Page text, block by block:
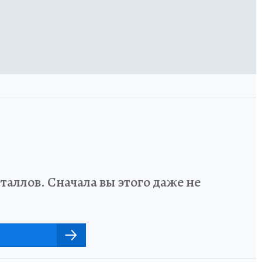
Сначала вы этого даже не